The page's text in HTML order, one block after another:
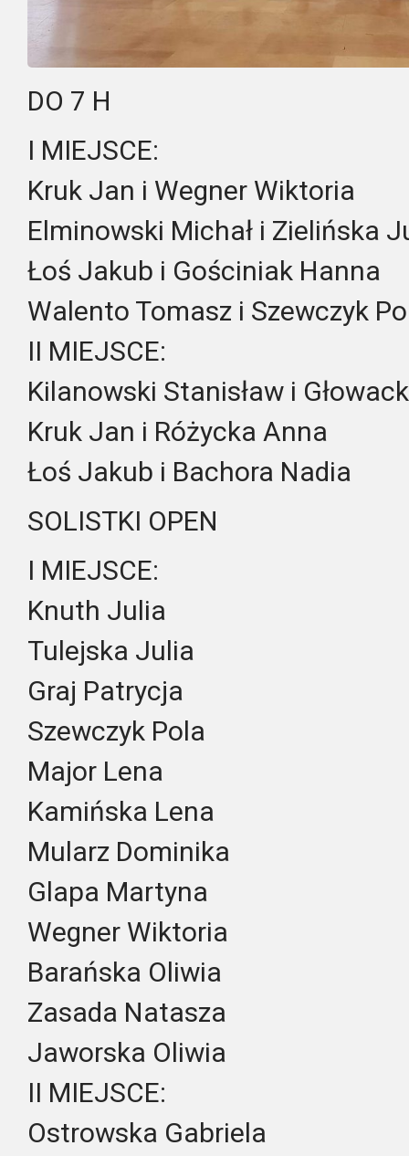
DO 7 H
I MIEJSCE:
Kruk Jan i Wegner Wiktoria
Elminowski Michał i Zielińska
Łoś Jakub i Gościniak Hanna
Walento Tomasz i Szewczyk
II MIEJSCE:
Kilanowski Stanisław i
Kruk Jan i Różycka Anna
Łoś Jakub i Bachora Nadia
SOLISTKI OPEN
I MIEJSCE:
Knuth Julia
Tulejska Julia
Graj Patrycja
Szewczyk Pola
Major Lena
Kamińska Lena
Mularz Dominika
Glapa Martyna
Wegner Wiktoria
Barańska Oliwia
Zasada Natasza
Jaworska Oliwia
II MIEJSCE:
Ostrowska Gabriela